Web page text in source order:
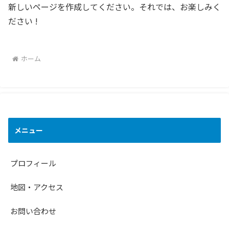
新しいページを作成してください。それでは、お楽しみく
ださい !
ホーム
メニュー
プロフィール
地図・アクセス
お問い合わせ